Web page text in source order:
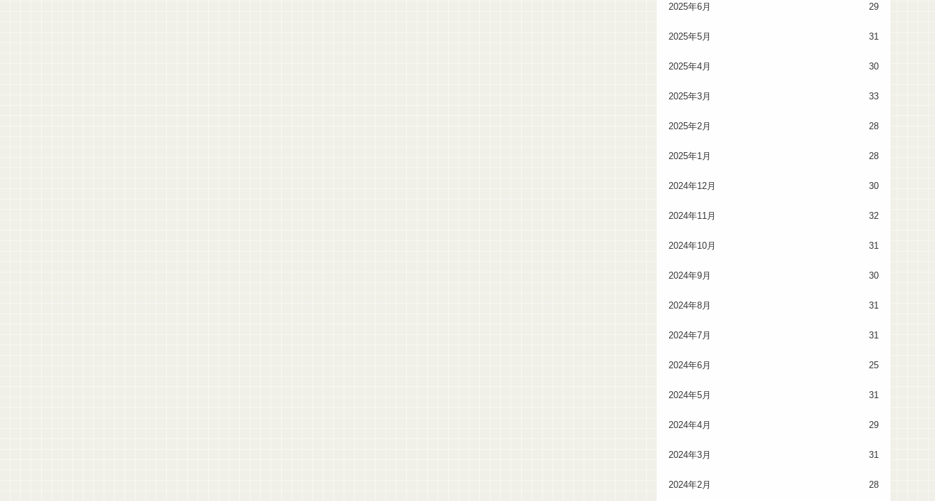
2025年6月 29
2025年5月 31
2025年4月 30
2025年3月 33
2025年2月 28
2025年1月 28
2024年12月 30
2024年11月 32
2024年10月 31
2024年9月 30
2024年8月 31
2024年7月 31
2024年6月 25
2024年5月 31
2024年4月 29
2024年3月 31
2024年2月 28